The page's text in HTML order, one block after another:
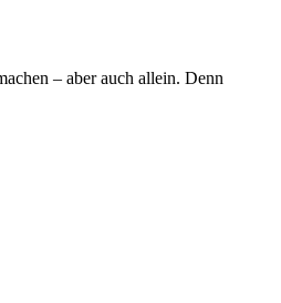
– aber auch allein. Denn